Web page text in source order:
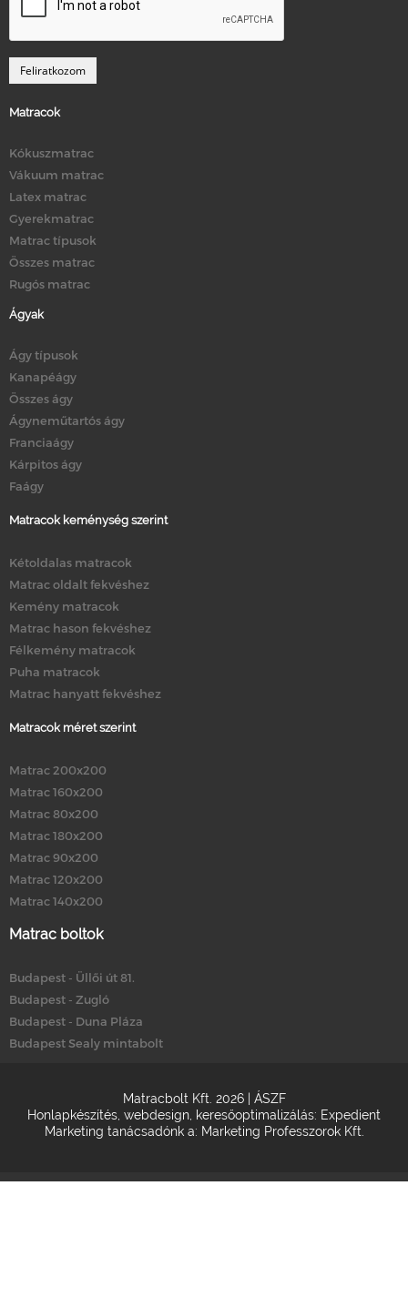
Matracok
Kókuszmatrac
Vákuum matrac
Latex matrac
Gyerekmatrac
Matrac típusok
Összes matrac
Rugós matrac
Ágyak
Ágy típusok
Kanapéágy
Összes ágy
Ágyneműtartós ágy
Franciaágy
Kárpitos ágy
Faágy
Matracok keménység szerint
Kétoldalas matracok
Matrac oldalt fekvéshez
Kemény matracok
Matrac hason fekvéshez
Félkemény matracok
Puha matracok
Matrac hanyatt fekvéshez
Matracok méret szerint
Matrac 200x200
Matrac 160x200
Matrac 80x200
Matrac 180x200
Matrac 90x200
Matrac 120x200
Matrac 140x200
Matrac boltok
Budapest - Üllői út 81.
Budapest - Zugló
Budapest - Duna Pláza
Budapest Sealy mintabolt
Matracbolt Kft. 2026 | ÁSZF
Honlapkészítés webdesign keresőoptimalizálás: Expedient
Marketing tanácsadónk a: Marketing Professzorok Kft.